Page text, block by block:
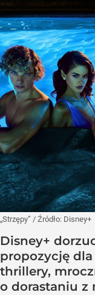
„Strzępy” / Źródło: Disney+
Disney+
propozycję
thrillery,
o dorastaniu z